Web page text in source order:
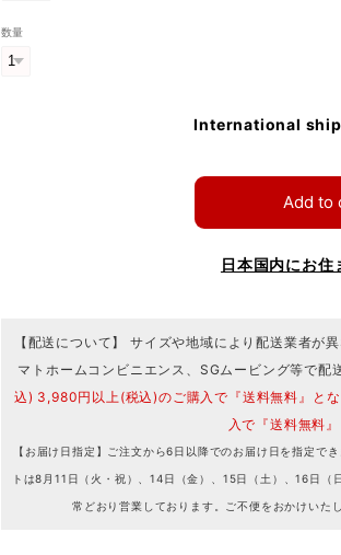
数量
International
Add to
日本国内にお住
【配送について】 サイズや地域により配送業者が
マトホームコンビニエンス、SGムービング等で配
込) 3,980円以上(税込)のご購入で『送料無料』と
入で『送料無料』
【お届け日指定】ご注文から6日以降でのお届け日を指定で
トは8月11日（火・祝）、14日（金）、15日（土）、16日
常どおり営業しております。ご不便をおかけいた